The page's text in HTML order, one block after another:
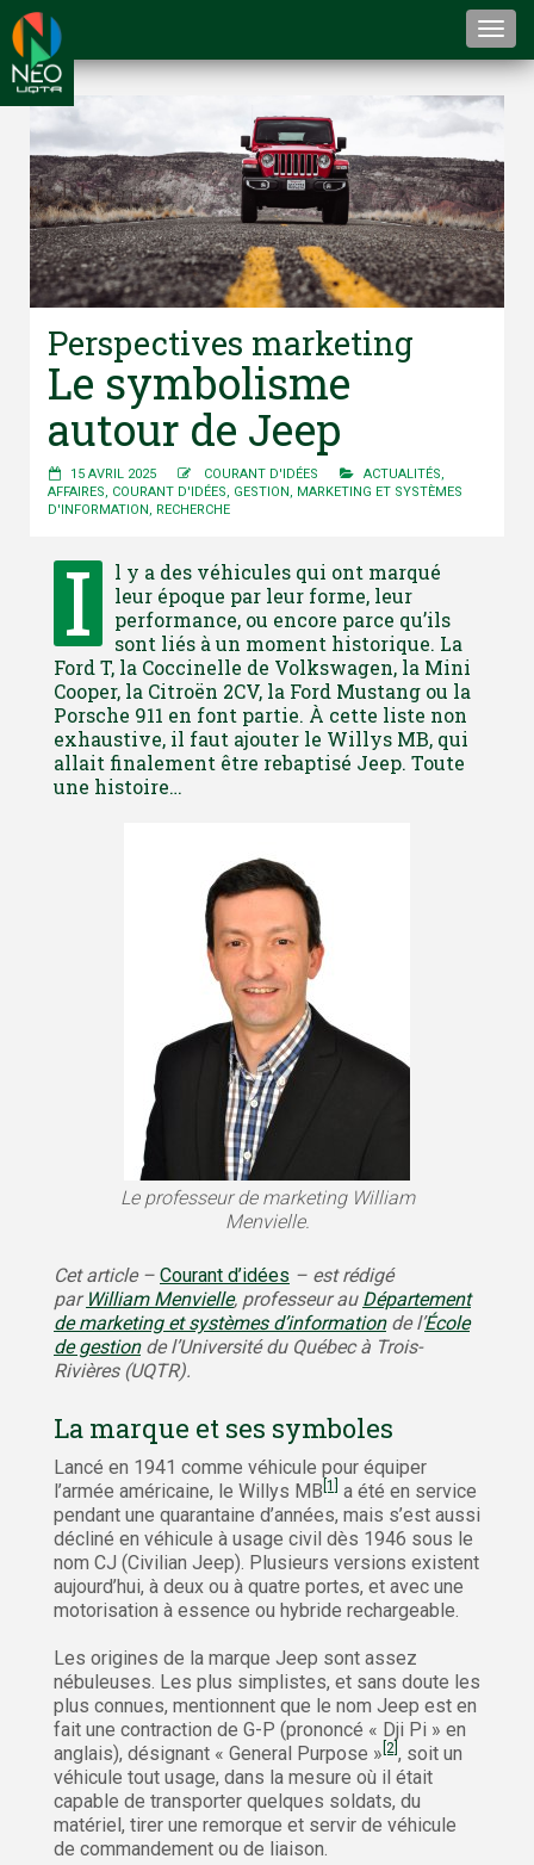
Perspectives marketing
Le symbolisme
autour de Jeep
15 AVRIL 2025 COURANT D'IDÉES ACTUALITÉS,
AFFAIRES, COURANT D'IDÉES, GESTION , MARKETING ET SYSTÈMES
D'INFORMATION , RECHERCHE
I
l y a des véhicules qui ont marqué
leur époque par leur forme, leur
performance, ou encore parce qu’ils
sont liés à un moment historique. La
Ford T, la Coccinelle de Volkswagen, la Mini
Cooper, la Citroën 2CV, la Ford Mustang ou la
Porsche 911 en font partie. À cette liste non
exhaustive, il faut ajouter le Willys MB, qui
allait finalement être rebaptisé Jeep. Toute
une histoire…
Le professeur de marketing William
Menvielle.
Cet article – Courant d’idées – est rédigé
par William Menvielle, professeur au Département
de marketing et systèmes d’informationde l’École
de gestionde l’Université du Québec à Trois-
Rivières (UQTR).
La marque et ses symboles
Lancé en 1941 comme véhicule pour équiper
l’armée américaine, le Willys MB [1]
a été en service
pendant une quarantaine d’années, mais s’est aussi
décliné en véhicule à usage civil dès 1946 sous le
nom CJ (Civilian Jeep). Plusieurs versions existent
aujourd’hui, à deux ou à quatre portes, et avec une
motorisation à essence ou hybride rechargeable.
Les origines de la marque Jeep sont assez
nébuleuses. Les plus simplistes, et sans doute les
plus connues, mentionnent que le nom Jeep est en
fait une contraction de G-P (prononcé « Dji Pi » en
anglais), désignant « General Purpose » [2] , soit un
véhicule tout usage, dans la mesure où il était
capable de transporter quelques soldats, du
matériel, tirer une remorque et servir de véhicule
de commandement ou de liaison.